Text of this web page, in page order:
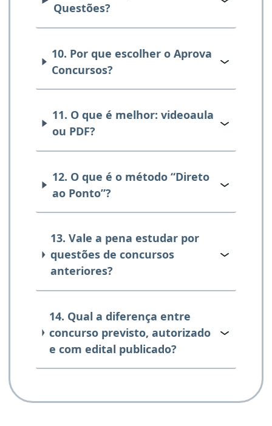
Questões?
10. Por que escolher o Aprova
Concursos?
11. O que é melhor: videoaula
ou PDF?
12. O que é o método “Direto
ao Ponto”?
13. Vale a pena estudar por
questões de concursos
anteriores?
14. Qual a diferença entre
concurso previsto, autorizado
e com edital publicado?